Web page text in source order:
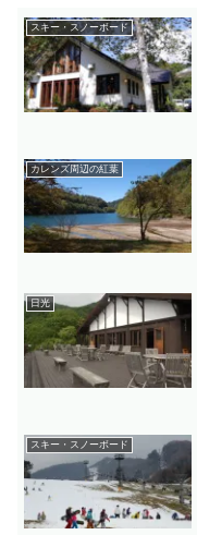
スキー・スノーボード
カレンズ周辺の紅葉
日光
スキー・スノーボード